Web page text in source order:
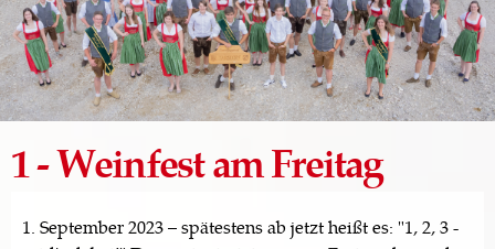
1 - Weinfest am Freitag
1. September 2023 – spätestens ab jetzt heißt es: "1, 2, 3 -